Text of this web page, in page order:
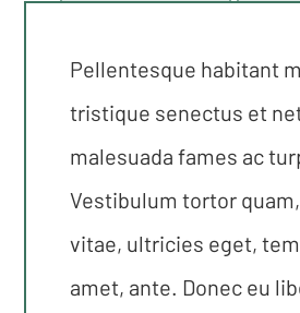
Pellentesque habitant
tristique senectus et
malesuada fames ac
Vestibulum tortor
vitae, ultricies eget,
amet, ante. Donec eu